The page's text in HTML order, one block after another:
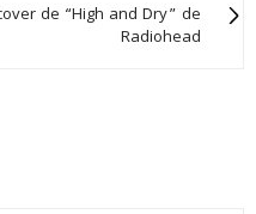
de “High and Dry” de
Radiohead